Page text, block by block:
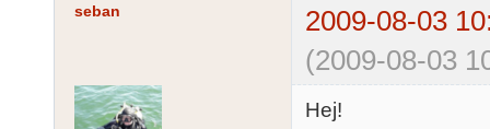
seban
2009-08-03
(2009-08-03
Hej!